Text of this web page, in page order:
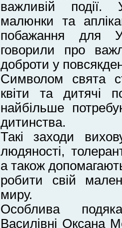
важливій події.
малюнки та
побажання для
говорили про
доброти у
Символом свята
квіти та дитячі
найбільше
дитинства.
Такі заходи
людяності,
а також
робити свій
миру.
Особлива
Василівні Оксана